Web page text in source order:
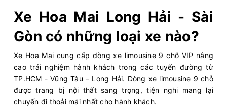
Giá vé:180.000 Còn trống:10 Chọn mua
05:3010/08/2026 10/0807:45(2 giờ 15 phút)
Văn phòng Hoa Mai
Vũng Tàu
Sân bay Tân
Sơn Nhất
Hoa Mai Limousine 9 chỗ
Xe Hoa Mai Long Hải - Sài
Gòn có những loại xe nào?
Xe Hoa Mai cung cấp dòng xe limousine 9 chỗ VIP nâng
cao trải nghiệm hành khách trong các tuyến đường từ
TP.HCM - Vũng Tàu – Long Hải. Dòng xe limousine 9 chỗ
được trang bị nội thất sang trọng, tiện nghi mang lại
chuyến đi thoải mái nhất cho hành khách.